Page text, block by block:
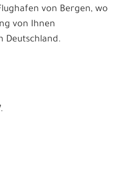
von Bergen, wo
von Ihnen
Deutschland.